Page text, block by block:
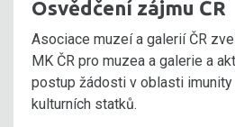
Osvědčení zájmu ČR
Asociace muzeí a galerií ČR
MK ČR pro muzea a galerie a
postup žádosti v oblasti
kulturních statků.